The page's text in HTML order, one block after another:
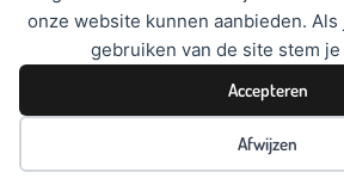
onze website kunnen aanbieden.
gebruiken van de site stem
Accepteren
Afwijzen
Gebruikersnaam Peanuts